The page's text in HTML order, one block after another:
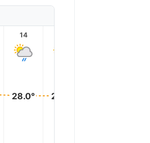
14
28.0° 28.0°